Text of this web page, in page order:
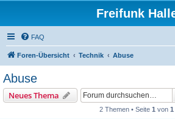
Freifunk
FAQ
Foren-Übersicht Technik Abuse
Abuse
Neues Thema
2 Themen • Seite 1 von 1